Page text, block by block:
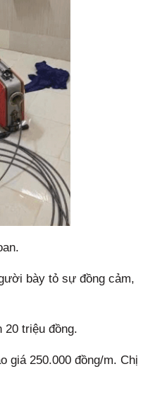
bày tỏ sự đồng cảm,
20 triệu đồng.
giá 250.000 đồng/m. Chị